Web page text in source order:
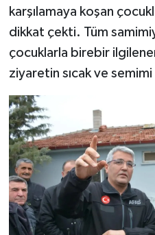
karşılamaya koşan
dikkat çekti. Tüm
çocuklarla birebir
ziyaretin sıcak ve